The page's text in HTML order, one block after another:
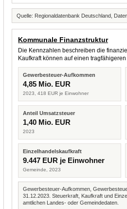
Quelle: Regionaldatenbank Deutschland,
Kommunale Finanzstruktur
Die Kennzahlen beschreiben die
Kaufkraft können auf einen
Gewerbesteuer-Aufkommen
4,85 Mio. EUR
2023, 418 EUR je Einwohner
Anteil Umsatzsteuer
1,40 Mio. EUR
2023
Einzelhandelskaufkraft
9.447 EUR je Einwohner
Gemeinde, 2023
Gewerbesteuer-Aufkommen,
31.12.2023. Steuerkraft, Kaufkraft und
amtlichen Landes- oder Gemeindedaten.